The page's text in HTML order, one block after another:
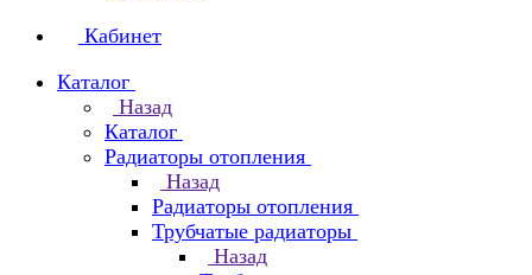
Кабинет
Каталог
Назад
Каталог
Радиаторы отопления
Назад
Радиаторы отопления
Трубчатые радиаторы
Назад